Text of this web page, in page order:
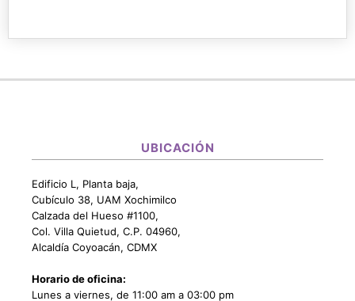
UBICACIÓN
Edificio L, Planta baja,
Cubículo 38, UAM Xochimilco
Calzada del Hueso #1100,
Col. Villa Quietud, C.P. 04960,
Alcaldía Coyoacán, CDMX
Horario de oficina:
Lunes a viernes, de 11:00 am a 03:00 pm